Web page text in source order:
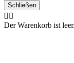
Schließen
🤷‍♂️
Der Warenkorb ist leer.